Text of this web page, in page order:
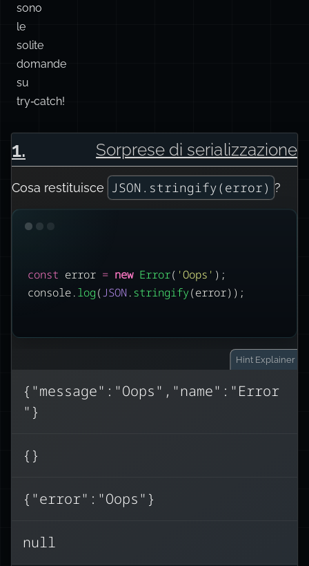
sono
le
solite
domande
su
try‑catch!
1. Sorprese di serializzazione
Cosa restituisce JSON.stringify(error) ?
const error = new Error( 'Oops ' );
console.log(JSON.stringify(error));
Hint Explainer
{"message":"Oops","name":"Error
"}
{}
{"error":"Oops"}
null
inconveniente comune quando si